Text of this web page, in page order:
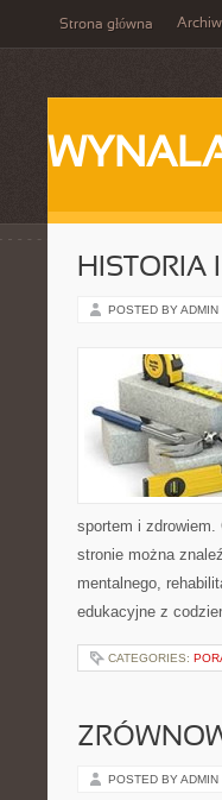
Strona główna
HISTORIA
POSTED BY ADMIN
sportem i zdrowiem.
stronie można
mentalnego,
edukacyjne z
CATEGORIES:
POSTED BY ADMIN